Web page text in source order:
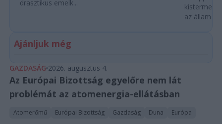
drasztikus emelk...
az állam
Ajánljuk még
GAZDASÁG 2026. augusztus 4.
Az Európai Bizottság egyelőre nem lát
problémát az atomenergia-ellátásban
Atomerőmű Európai Bizottság Gazdaság Duna Európa